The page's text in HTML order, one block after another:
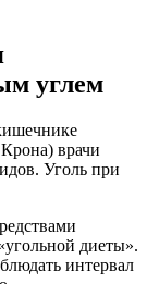
углем
врачи
Уголь при
диеты».
интервал